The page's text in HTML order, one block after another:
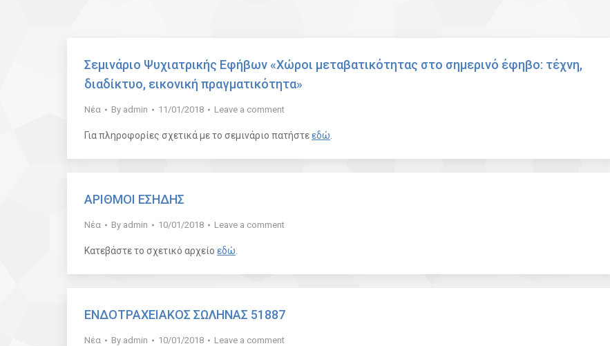
Σεμινάριο Ψυχιατρικής Εφήβων «Χώροι μεταβατικότητας στο σημερινό έφηβο: τέχνη,
διαδίκτυο, εικονική πραγματικότητα»
Νέα By admin 11/01/2018 Leave a comment
Για πληροφορίες σχετικά με το σεμινάριο πατήστεεδώ
ΑΡΙΘΜΟΙ ΕΣΗΔΗΣ
Νέα By admin 10/01/2018 Leave a comment
Κατεβάστε το σχετικό αρχείο εδώ
ΕΝΔΟΤΡΑΧΕΙΑΚΟΣ ΣΩΛΗΝΑΣ 51887
Νέα By admin 10/01/2018 Leave a comment